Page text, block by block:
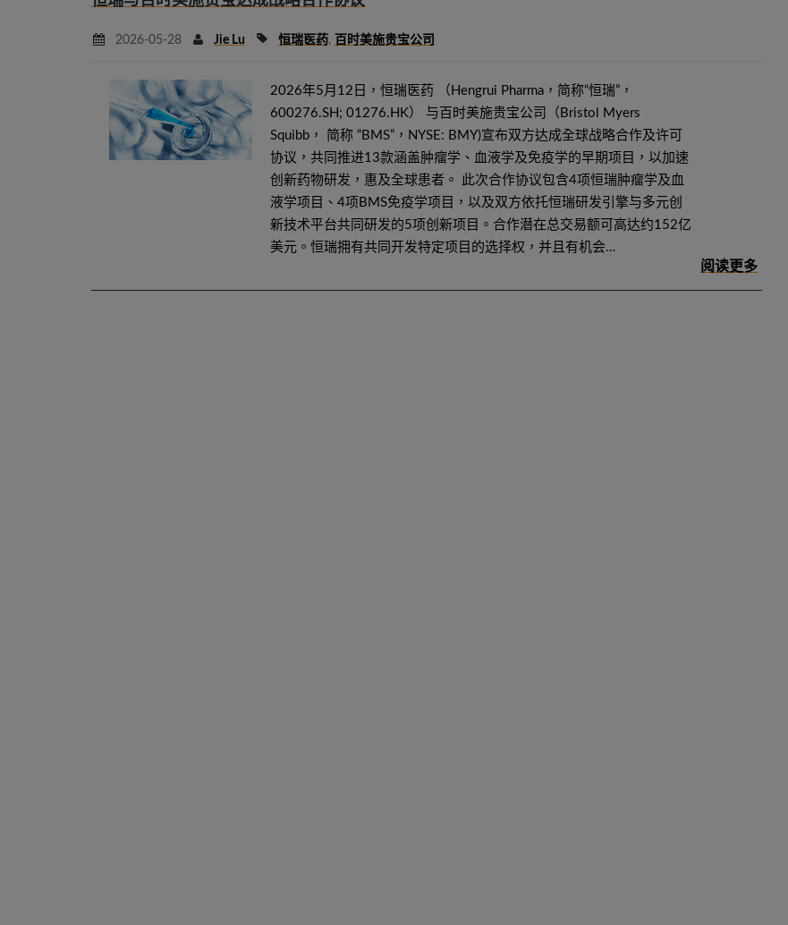
2026-05-28 Jie Lu 恒瑞医药, 百时美施贵宝公司
2026年5月12日，恒瑞医药 （Hengrui Pharma，简称“恒瑞”，
600276.SH; 01276.HK） 与百时美施贵宝公司（Bristol Myers
Squibb， 简称 “BMS”，NYSE: BMY)宣布双方达成全球战略合作及许可
协议，共同推进13款涵盖肿瘤学、血液学及免疫学的早期项目，以加速
创新药物研发，惠及全球患者。 此次合作协议包含4项恒瑞肿瘤学及血
液学项目、4项BMS免疫学项目，以及双方依托恒瑞研发引擎与多元创
新技术平台共同研发的5项创新项目。合作潜在总交易额可高达约152亿
美元。恒瑞拥有共同开发特定项目的选择权，并且有机会…